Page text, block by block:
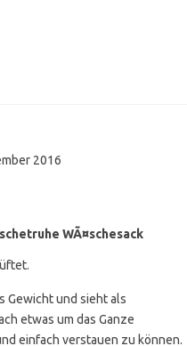
2016
WÃ¤schesack
Gewicht und sieht als
etwas um das Ganze
einfach verstauen zu können.